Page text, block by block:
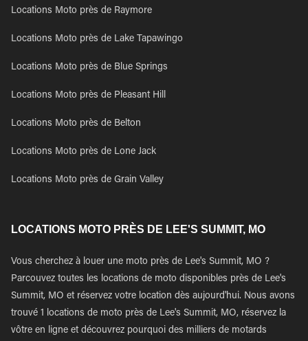
Locations Moto près de Raymore
Locations Moto près de Lake Tapawingo
Locations Moto près de Blue Springs
Locations Moto près de Pleasant Hill
Locations Moto près de Belton
Locations Moto près de Lone Jack
Locations Moto près de Grain Valley
LOCATIONS MOTO PRÈS DE LEE'S SUMMIT, MO
Vous cherchez à louer une moto près de Lee's Summit, MO ?
Parcouvez toutes les locations de moto disponibles près de Lee's
Summit, MO et réservez votre location dès aujourd'hui. Nous avons
trouvé 1 locations de moto près de Lee's Summit, MO, réservez la
vôtre en ligne et découvrez pourquoi des milliers de motards